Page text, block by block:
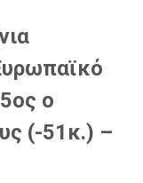
ο
(-51κ.) –